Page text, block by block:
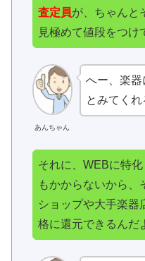
査定員が、ちゃんと
見極めて値段をつけ
あんちゃん
へー、楽
とみてくれ
それに、WEBに特
もかからないから、
ショップや大手楽器
格に還元できるんだ